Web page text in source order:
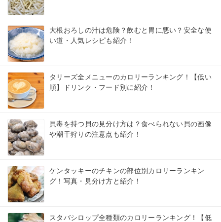
大根おろしの汁は危険？飲むと胃に悪い？安全な使
い道・人気レシピも紹介！
タリーズ全メニューのカロリーランキング！【低い
順】ドリンク・フード別に紹介！
貝毒を持つ貝の見分け方は？食べられない貝の画像
や潮干狩りの注意点も紹介！
ケンタッキーのチキンの部位別カロリーランキン
グ！写真・見分け方と紹介！
スタバシロップ全種類のカロリーランキング！【低